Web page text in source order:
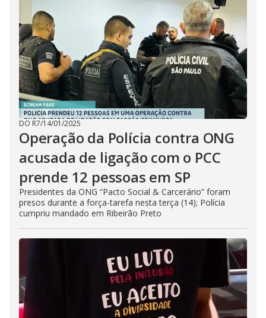
DO R7/14/01/2025
Operação da Polícia contra ONG
acusada de ligação com o PCC
prende 12 pessoas em SP
Presidentes da ONG “Pacto Social & Carcerário” foram
presos durante a força-tarefa nesta terça (14); Polícia
cumpriu mandado em Ribeirão Preto